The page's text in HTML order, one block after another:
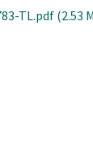
TL.pdf (2.53